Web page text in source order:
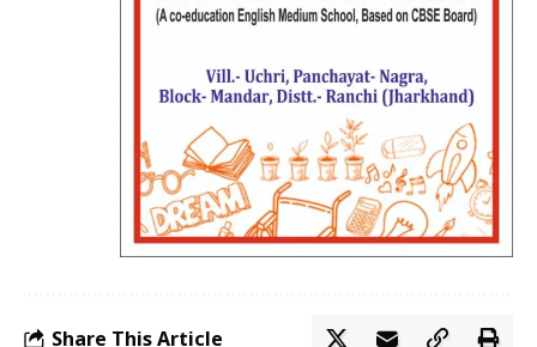
Share This Article